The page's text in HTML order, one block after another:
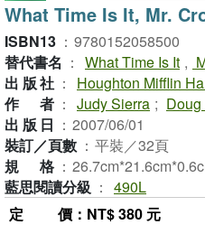
What Time Is It, Mr.
ISBN13 ： 9780152058500
替代書名 ： What Time Is It ,
出版社 ：
Houghton Mifflin
作者 ： Judy Sierra ;
出版日 ： 2007/06/01
裝訂／頁數 ： 平裝／32頁
規格 ：
藍思閱讀分級 ： 490L
定價 ：NT$ 380 元